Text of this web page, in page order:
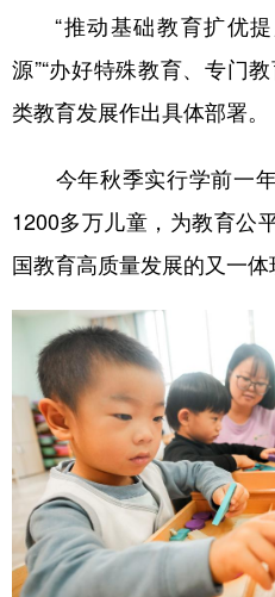
“推动基础教育扩优提
源”“办好特殊教育、专门
类教育发展作出具体部署。
今年秋季实行学前一年
1200多万儿童，为教育公
国教育高质量发展的又一体